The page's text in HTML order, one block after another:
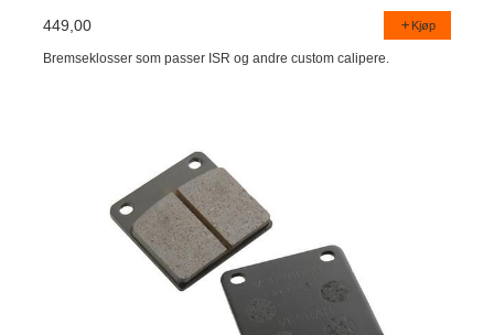
449,00 Kjøp
Bremseklosser som passer ISR og andre custom calipere.